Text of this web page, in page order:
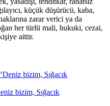
küçük düşürücü, kaba,
zarar verici ya da
her türlü mali, hukuki, cezai,
aittir.
bizim, Sığacık